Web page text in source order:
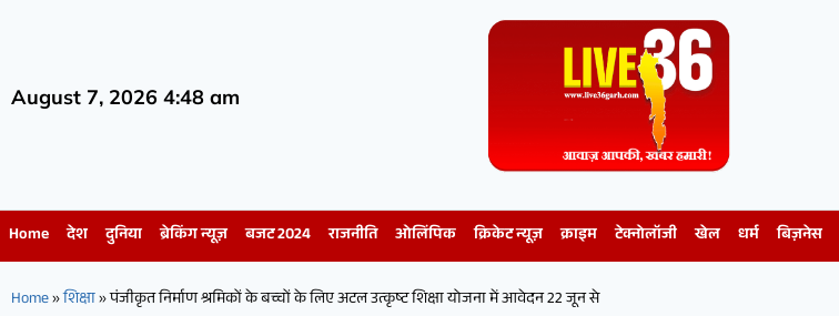
August 7, 2026 4:48 am
Home देश दुनिया ब्रेकिंग न्यूज़ बजट 2024 राजनीति ओलिंपिक क्रिकेट न्यूज़ क्राइम टेक्नोलॉजी खेल धर्म बिज़नेस
Home»शिक्षा»पंजीकृत निर्माण श्रमिकों के बच्चों के लिए अटल उत्कृष्ट शिक्षा योजना में आवेदन 22 जून से